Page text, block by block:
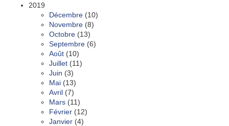
2019
Décembre (10)
Novembre (8)
Octobre (13)
Septembre (6)
Août (10)
Juillet (11)
Juin (3)
Mai (13)
Avril (7)
Mars (11)
Février (12)
Janvier (4)